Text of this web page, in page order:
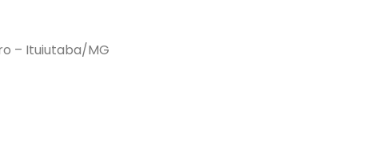
– Ituiutaba/MG